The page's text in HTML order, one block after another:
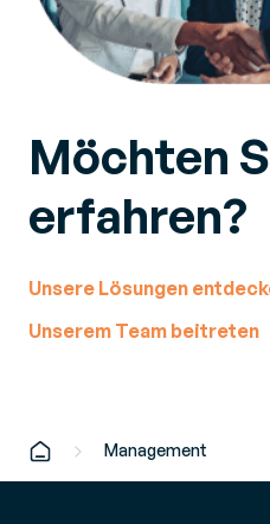
Möchten
erfahren?
Unsere Lösungen
Unserem Team beitreten
Management